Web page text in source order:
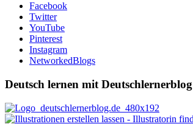
Facebook
Twitter
YouTube
Pinterest
Instagram
NetworkedBlogs
Deutsch lernen mit Deutschlernerblog